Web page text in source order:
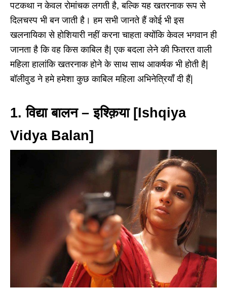
पटकथा न केवल रोमांचक लगती है, बल्कि यह खतरनाक रूप से
दिलचस्प भी बन जाती है। हम सभी जानते हैं कोई भी इस
खलनायिका से होशियारी नहीं करना चाहता क्योंकि केवल भगवान ही
जानता है कि वह किस काबिल है| एक बदला लेने की फितरत वाली
महिला हालांकि खतरनाक होने के साथ साथ आकर्षक भी होती है|
बॉलीवुड ने हमे हमेशा कुछ काबिल महिला अभिनेत्रियाँ दी हैं|
1. विद्या बालन – इश्क़िया [Ishqiya
Vidya Balan]